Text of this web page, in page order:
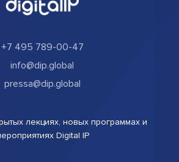
+7 495 789-00-47
info@dip.global
pressa@dip.global
лекциях, новых программах и
Digital IP